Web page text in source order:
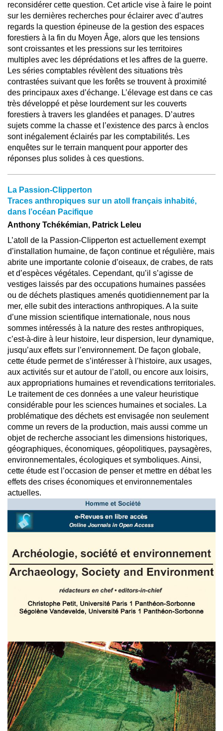
reconsidérer cette question. Cet article vise à faire le point
sur les dernières recherches pour éclairer avec d’autres
regards la question épineuse de la gestion des espaces
forestiers à la fin du Moyen Âge, alors que les tensions
sont croissantes et les pressions sur les territoires
multiples avec les déprédations et les affres de la guerre.
Les séries comptables révèlent des situations très
contrastées suivant que les forêts se trouvent à proximité
des principaux axes d’échange. L’élevage est dans ce cas
très développé et pèse lourdement sur les couverts
forestiers à travers les glandées et panages. D’autres
sujets comme la chasse et l’existence des parcs à enclos
sont inégalement éclairés par les comptabilités. Les
enquêtes sur le terrain manquent pour apporter des
réponses plus solides à ces questions.
La Passion-Clipperton
Traces anthropiques sur un atoll français inhabité,
dans l’océan Pacifique
Anthony Tchékémian, Patrick Leleu
L’atoll de la Passion-Clipperton est actuellement exempt
d’installation humaine, de façon continue et régulière, mais
abrite une importante colonie d’oiseaux, de crabes, de rats
et d’espèces végétales. Cependant, qu’il s’agisse de
vestiges laissés par des occupations humaines passées
ou de déchets plastiques amenés quotidiennement par la
mer, elle subit des interactions anthropiques. A la suite
d’une mission scientifique internationale, nous nous
sommes intéressés à la nature des restes anthropiques,
c’est-à-dire à leur histoire, leur dispersion, leur dynamique,
jusqu’aux effets sur l’environnement. De façon globale,
cette étude permet de s’intéresser à l’histoire, aux usages,
aux activités sur et autour de l’atoll, ou encore aux loisirs,
aux appropriations humaines et revendications territoriales.
Le traitement de ces données a une valeur heuristique
considérable pour les sciences humaines et sociales. La
problématique des déchets est envisagée non seulement
comme un revers de la production, mais aussi comme un
objet de recherche associant les dimensions historiques,
géographiques, économiques, géopolitiques, paysagères,
environnementales, écologiques et symboliques. Ainsi,
cette étude est l’occasion de penser et mettre en débat les
effets des crises économiques et environnementales
actuelles.